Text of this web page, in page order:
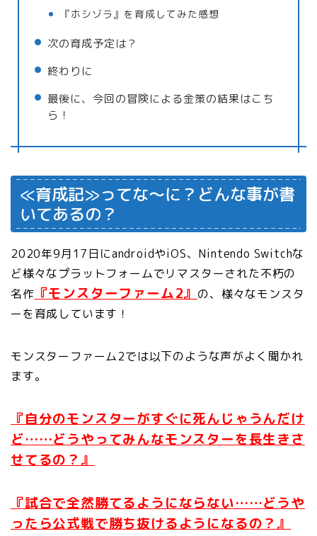
『ホシゾラ』を育成してみた感想
次の育成予定は？
終わりに
最後に、今回の冒険による金策の結果はこち
ら！
≪育成記≫ってな～に？どんな事が書
いてあるの？
2020年9月17日にandroidやiOS、Nintendo Switchな
ど様々なプラットフォームでリマスターされた不朽の
名作 『モンスターファーム2』 の、様々なモンスタ
ーを育成しています！
モンスターファーム2では以下のような声がよく聞かれ
ます。
『自分のモンスターがすぐに死んじゃうんだけ
ど……どうやってみんなモンスターを長生きさ
せてるの？』
『試合で全然勝てるようにならない……どうや
ったら公式戦で勝ち抜けるようになるの？』